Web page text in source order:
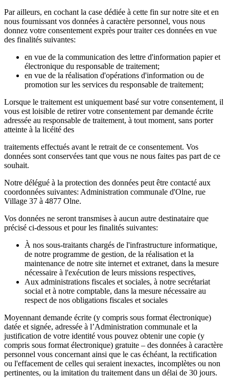
Par ailleurs, en cochant la case dédiée à cette fin sur notre site et en
nous fournissant vos données à caractère personnel, vous nous
donnez votre consentement exprès pour traiter ces données en vue
des finalités suivantes:
en vue de la communication des lettre d'information papier et
électronique du responsable de traitement;
en vue de la réalisation d'opérations d'information ou de
promotion sur les services du responsable de traitement;
Lorsque le traitement est uniquement basé sur votre consentement, il
vous est loisible de retirer votre consentement par demande écrite
adressée au responsable de traitement, à tout moment, sans porter
atteinte à la licéité des
traitements effectués avant le retrait de ce consentement. Vos
données sont conservées tant que vous ne nous faites pas part de ce
souhait.
Notre délégué à la protection des données peut être contacté aux
coordonnées suivantes: Administration communale d'Olne, rue
Village 37 à 4877 Olne.
Vos données ne seront transmises à aucun autre destinataire que
précisé ci-dessous et pour les finalités suivantes:
À nos sous-traitants chargés de l'infrastructure informatique,
de notre programme de gestion, de la réalisation et la
maintenance de notre site internet et extranet, dans la mesure
nécessaire à l'exécution de leurs missions respectives,
Aux administrations fiscales et sociales, à notre secrétariat
social et à notre comptable, dans la mesure nécessaire au
respect de nos obligations fiscales et sociales
Moyennant demande écrite (y compris sous format électronique)
datée et signée, adressée à l’Administration communale et la
justification de votre identité vous pouvez obtenir une copie (y
compris sous format électronique) gratuite – des données à caractère
personnel vous concernant ainsi que le cas échéant, la rectification
ou l'effacement de celles qui seraient inexactes, incomplètes ou non
pertinentes, ou la imitation du traitement dans un délai de 30 jours.